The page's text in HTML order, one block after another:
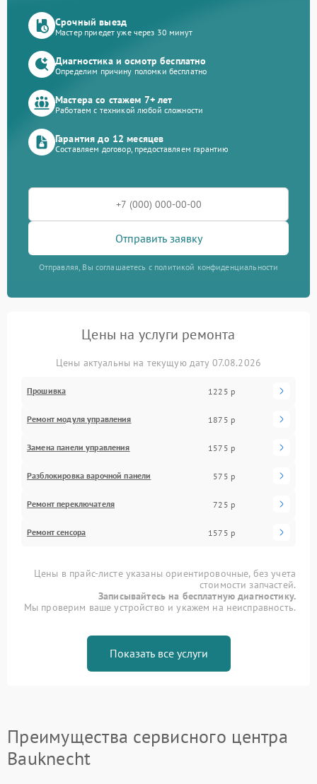
Срочный выезд
Мастер приедет уже через 30 минут
Диагностика и осмотр бесплатно
Определим причину поломки бесплатно
Мастера со стажем 7+ лет
Работаем с техникой любой сложности
Гарантия до 12 месяцев
Составляем договор, предоставляем гарантию
Отправить заявку
Отправляя, Вы соглашаетесь с политикой конфиденциальности
Цены на услуги ремонта
Цены актуальны на текущую дату 07.08.2026
Прошивка 1225 р
Ремонт модуля управления 1875 р
Замена панели управления 1575 р
Разблокировка варочной панели 575 р
Ремонт переключателя 725 р
Ремонт сенсора 1575 р
Цены в прайс-листе указаны ориентировочные, без учета
стоимости запчастей.
Записывайтесь на бесплатную диагностику.
Мы проверим ваше устройство и укажем на неисправность.
Показать все услуги
Преимущества сервисного центра
Bauknecht